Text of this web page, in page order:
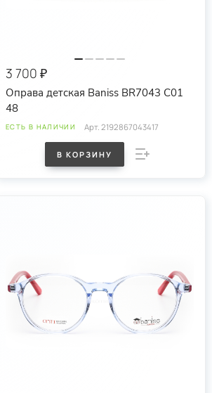
3 700 ₽
Оправа детская Baniss BR7043 C01
48
ЕСТЬ В НАЛИЧИИ Арт.2192867043417
В КОРЗИНУ